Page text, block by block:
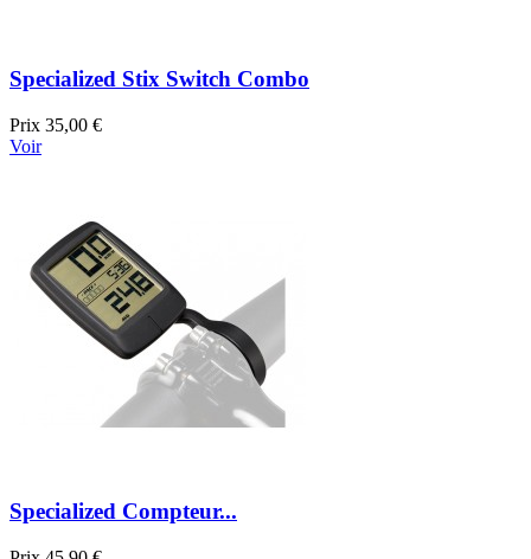
Specialized Stix Switch Combo
Prix 35,00 €
Voir
Specialized Compteur...